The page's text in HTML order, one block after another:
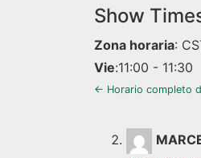
Show
Zona horaria:
Vie:11:00 - 11:30
← Horario completo